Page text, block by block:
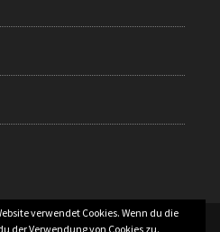
verwendet Cookies. Wenn du die
der Verwendung von Cookies zu.